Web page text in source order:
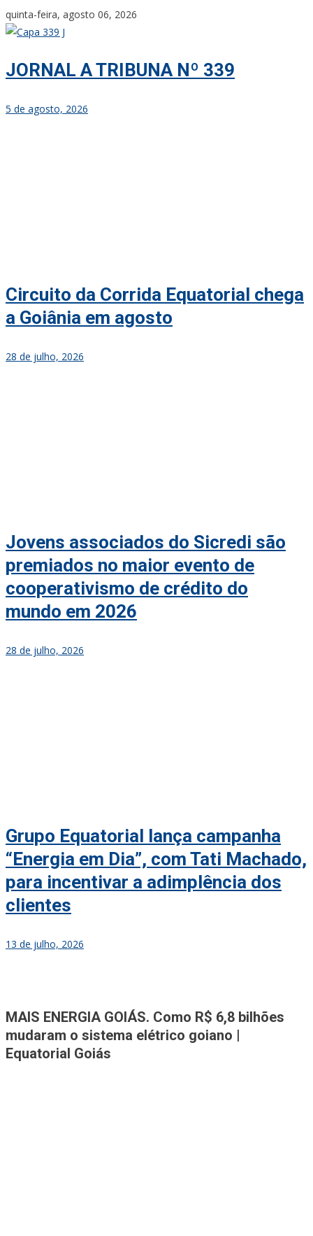
Skip
to
quinta-feira, agosto 06, 2026
JORNAL A TRIBUNA Nº 339
5 de agosto, 2026
Circuito da Corrida Equatorial chega
a Goiânia em agosto
28 de julho, 2026
Jovens associados do Sicredi são
premiados no maior evento de
cooperativismo de crédito do
mundo em 2026
28 de julho, 2026
Grupo Equatorial lança campanha
“Energia em Dia”, com Tati Machado,
para incentivar a adimplência dos
clientes
13 de julho, 2026
Jornal mais completo de Noticias e Informações de Rio Verde e
Região
MAIS ENERGIA GOIÁS. Como R$ 6,8 bilhões
mudaram o sistema elétrico goiano |
Equatorial Goiás